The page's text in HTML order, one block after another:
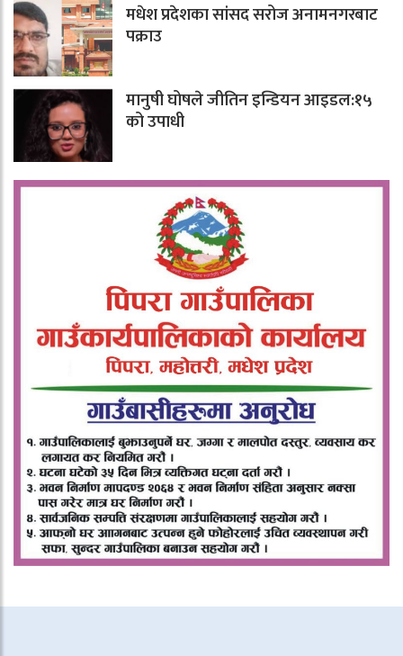
मधेश प्रदेशका सांसद सरोज अनामनगरबाट
पक्राउ
मानुषी घोषले जीतिन इन्डियन आइडल:१५
को उपाधी